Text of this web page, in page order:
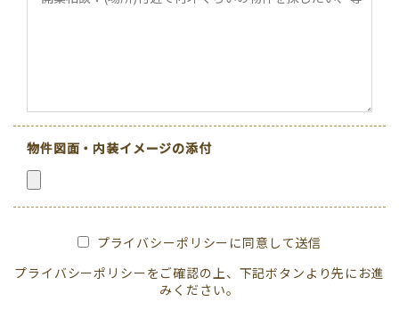
物件図面・内装イメージの添付
プライバシーポリシーに同意して送信
プライバシーポリシーをご確認の上、下記ボタンより先にお進
みください。